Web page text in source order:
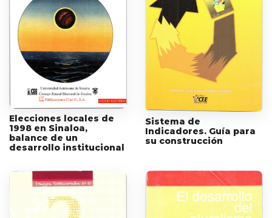
Elecciones locales de
1998 en Sinaloa,
balance de un
desarrollo institucional
Sistema de
Indicadores. Guía para
su construcción